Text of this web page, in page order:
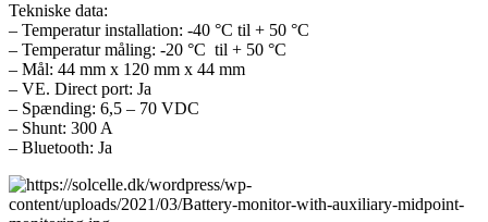
Tekniske data:
– Temperatur installation: -40 °C til + 50 °C
– Temperatur måling: -20 °C til + 50 °C
– Mål: 44 mm x 120 mm x 44 mm
– VE. Direct port: Ja
– Spænding: 6,5 – 70 VDC
– Shunt: 300 A
– Bluetooth: Ja